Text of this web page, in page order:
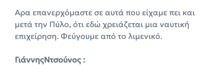
Αρα επανερχόμαστε σε αυτά που είχαμε πει και
μετά την Πύλο, ότι εδώ χρειάζεται μια ναυτική
επιχείρηση. Φεύγουμε από το λιμενικό.
ΓιάννηςΝτσούνος :